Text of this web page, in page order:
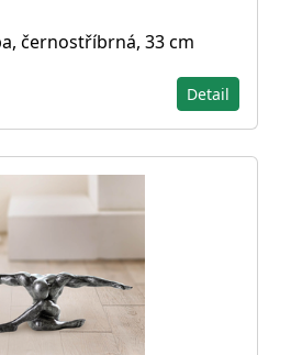
černostříbrná, 33 cm
Detail